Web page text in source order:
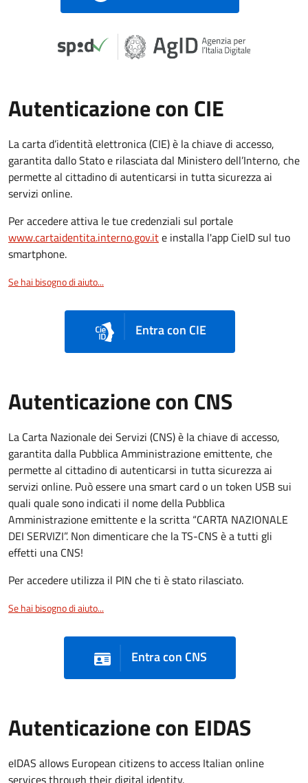
Autenticazione con CIE
La carta d’identità elettronica (CIE) è la chiave di accesso,
garantita dallo Stato e rilasciata dal Ministero dell’Interno, che
permette al cittadino di autenticarsi in tutta sicurezza ai
servizi online.
Per accedere attiva le tue credenziali sul portale
www.cartaidentita.interno.gov.ite installa l'app CieID sul tuo
smartphone.
Se hai bisogno di aiuto...
Entra con CIE
Autenticazione con CNS
La Carta Nazionale dei Servizi (CNS) è la chiave di accesso,
garantita dalla Pubblica Amministrazione emittente, che
permette al cittadino di autenticarsi in tutta sicurezza ai
servizi online. Può essere una smart card o un token USB sui
quali quale sono indicati il nome della Pubblica
Amministrazione emittente e la scritta “CARTA NAZIONALE
DEI SERVIZI”. Non dimenticare che la TS-CNS è a tutti gli
effetti una CNS!
Per accedere utilizza il PIN che ti è stato rilasciato.
Se hai bisogno di aiuto...
Entra con CNS
Autenticazione con EIDAS
eIDAS allows European citizens to access Italian online
services through their digital identity.